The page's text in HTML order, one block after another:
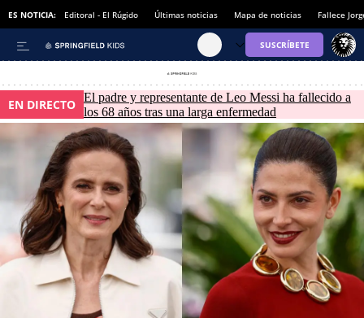
ES NOTICIA: Editoral - El Rúgido Últimas noticias Mapa de noticias Fallece
EN DIRECTO El padre y representante de Leo Messi ha fallecido a
los 68 años tras una larga enfermedad